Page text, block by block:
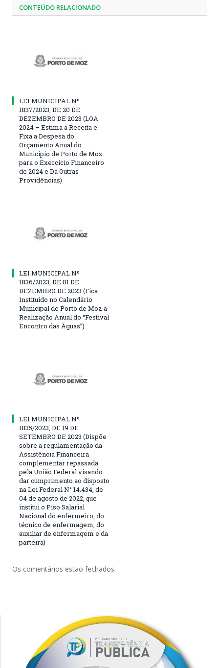
CONTEÚDO RELACIONADO
LEI MUNICIPAL Nº
1837/2023, DE 20 DE
DEZEMBRO DE 2023 (LOA
2024 – Estima a Receita e
Fixa a Despesa do
Orçamento Anual do
Município de Porto de Moz
para o Exercício Financeiro
de 2024 e Dá Outras
Providências)
LEI MUNICIPAL Nº
1836/2023, DE 01 DE
DEZEMBRO DE 2023 (Fica
Instituído no Calendário
Municipal de Porto de Moz a
Realização Anual do “Festival
Encontro das Águas”)
LEI MUNICIPAL Nº
1835/2023, DE 19 DE
SETEMBRO DE 2023 (Dispõe
sobre a regulamentação da
Assistência Financeira
complementar repassada
pela União Federal visando
dar cumprimento ao disposto
na Lei Federal N° 14.434, de
04 de agosto de 2022, que
institui o Piso Salarial
Nacional do enfermeiro, do
técnico de enfermagem, do
auxiliar de enfermagem e da
parteira)
Os comentários estão fechados.